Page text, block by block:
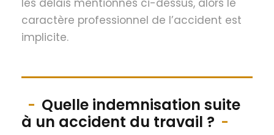
les délais mentionnés ci-dessus, alors le
caractère professionnel de l’accident est
implicite.
Quelle indemnisation suite
à un accident du travail ?